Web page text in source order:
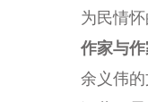
为民情
作家与
余义伟